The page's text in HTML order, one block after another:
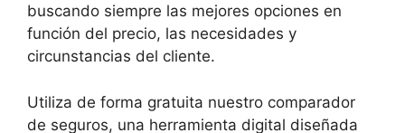
buscando siempre las mejores opciones en
función del precio, las necesidades y
circunstancias del cliente.
Utiliza de forma gratuita nuestro comparador
de seguros, una herramienta digital diseñada